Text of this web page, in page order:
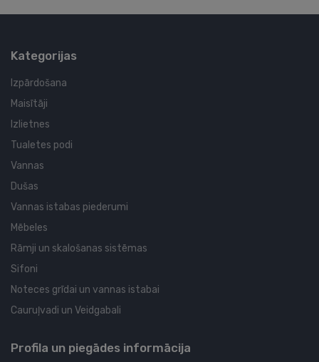
Kategorijas
Izpārdošana
Maisītāji
Izlietnes
Tualetes podi
Vannas
Dušas
Vannas istabas piederumi
Mēbeles
Rāmji un skalošanas sistēmas
Sifoni
Noteces grīdai un vannas istabai
Cauruļvadi un Veidgabali
Profila un piegādes informācija